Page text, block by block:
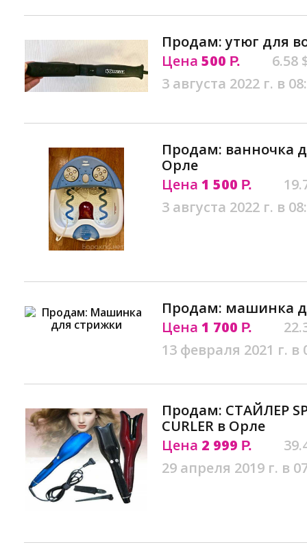
Продам: утюг для
Цена 500 Р.
6.58
3 августа 2022 г. в
Продам: ванночка
Орле
Цена 1 500 Р.
3 августа 2022 г. в
Продам: машинка
Цена 1 700 Р.
13 февраля 2021 г. в
Продам: СТАЙЛЕР
CURLER в Орле
Цена 2 999 Р.
29 апреля 2019 г. в